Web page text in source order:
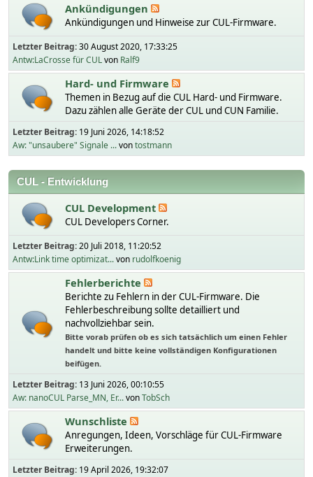
Ankündigungen
Ankündigungen und Hinweise zur CUL-Firmware.
Letzter Beitrag:30 August 2020, 17:33:25
Antw:LaCrosse für CULvon Ralf9
Hard- und Firmware
Themen in Bezug auf die CUL Hard- und Firmware.
Dazu zählen alle Geräte der CUL und CUN Familie.
Letzter Beitrag: 19 Juni 2026, 14:18:52
Aw: "unsaubere" Signale ...vontostmann
CUL - Entwicklung
CUL Development
CUL Developers Corner.
Letzter Beitrag:20 Juli 2018, 11:20:52
Antw:Link time optimizat...von rudolfkoenig
Fehlerberichte
Berichte zu Fehlern in der CUL-Firmware. Die
Fehlerbeschreibung sollte detailliert und
nachvollziehbar sein.
Bitte vorab prüfen ob es sich tatsächlich um einen Fehler
handelt und bitte keine vollständigen Konfigurationen
beifügen.
Letzter Beitrag: 13 Juni 2026, 00:10:55
Aw: nanoCUL Parse_MN, Er...vonTobSch
Wunschliste
Anregungen, Ideen, Vorschläge für CUL-Firmware
Erweiterungen.
Letzter Beitrag: 19 April 2026, 19:32:07